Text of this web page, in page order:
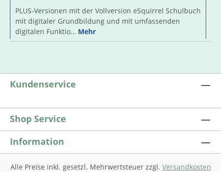
PLUS-Versionen mit der Vollversion eSquirrel Schulbuch
mit digitaler Grundbildung und mit umfassenden
digitalen Funktio… Mehr
Kundenservice
Shop Service
Information
Alle Preise inkl. gesetzl. Mehrwertsteuer zzgl. Versandkosten